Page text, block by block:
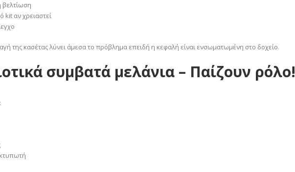
βελτίωση
kit αν χρειαστεί
της κασέτας λύνει άμεσα το πρόβλημα επειδή η κεφαλή είναι ενσωματωμένη στο δοχείο.
συμβατά μελάνια – Παίζουν ρόλο!